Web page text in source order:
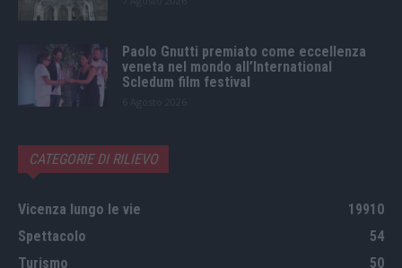
Paolo Gnutti premiato come eccellenza
veneta nel mondo all’International
Scledum film festival
CATEGORIE DI RILIEVO
Vicenza lungo le vie
19910
Spettacolo
54
Turismo
50